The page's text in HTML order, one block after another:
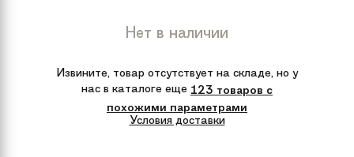
Нет в наличии
Извините, товар отсутствует на складе, но у
нас в каталоге еще 123 товаров с
похожими параметрами
Условия доставки